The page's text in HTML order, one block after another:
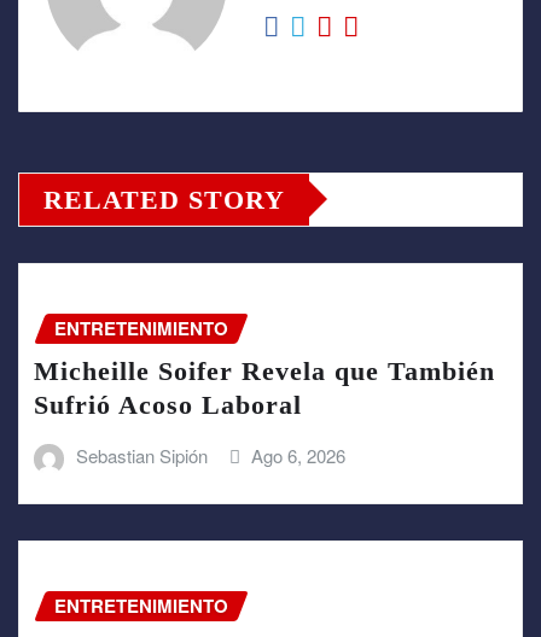
RELATED STORY
ENTRETENIMIENTO
Micheille Soifer Revela que También
Sufrió Acoso Laboral
Sebastian Sipión Ago 6, 2026
ENTRETENIMIENTO